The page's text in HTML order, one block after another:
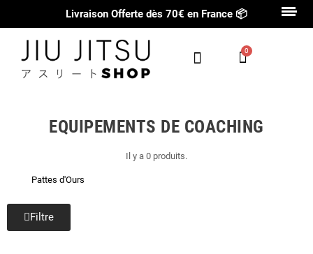
Livraison Offerte dès 70€ en France 📦
EQUIPEMENTS DE COACHING
Il y a 0 produits.
Pattes d'Ours
Filtre